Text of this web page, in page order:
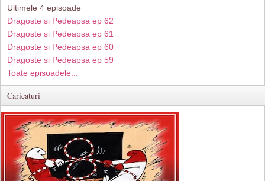
Ultimele 4 episoade
Dragoste si Pedeapsa ep 62
Dragoste si Pedeapsa ep 61
Dragoste si Pedeapsa ep 60
Dragoste si Pedeapsa ep 59
Toate episoadele...
Caricaturi